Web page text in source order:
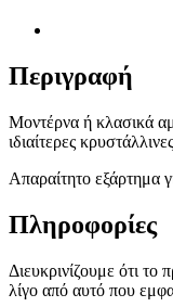
Περιγραφή
Μοντέρνα ή κλασικά
ιδιαίτερες
Απαραίτητο εξάρτημα
Πληροφορίες
Διευκρινίζουμε ότι το
λίγο από αυτό που